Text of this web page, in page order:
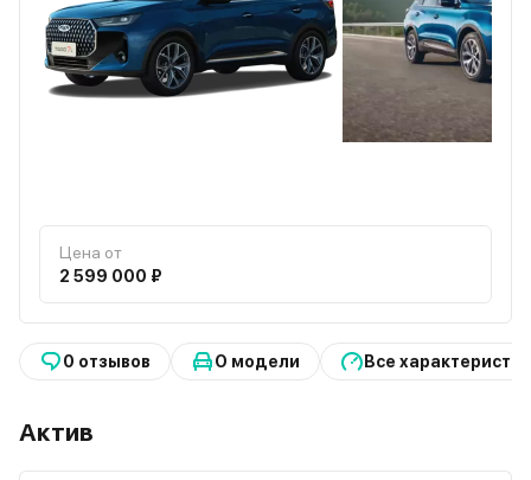
Цена от
2 599 000 ₽
0 отзывов О модели Все
Актив